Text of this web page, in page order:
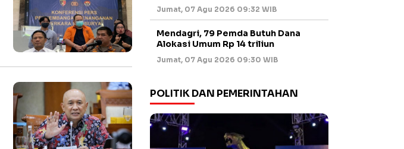
Jumat, 07 Agu 2026 09:32 WIB
Mendagri, 79 Pemda Butuh Dana
Alokasi Umum Rp 14 triliun
Jumat, 07 Agu 2026 09:30 WIB
POLITIK DAN PEMERINTAHAN